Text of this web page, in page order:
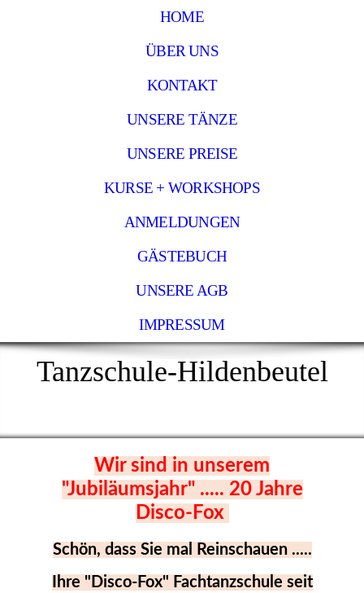
HOME
ÜBER UNS
KONTAKT
UNSERE TÄNZE
UNSERE PREISE
KURSE + WORKSHOPS
ANMELDUNGEN
GÄSTEBUCH
UNSERE AGB
IMPRESSUM
Tanzschule-Hildenbeutel
Wir sind in unserem
"Jubiläumsjahr" ..... 20 Jahre
Disco-Fox
Schön, dass Sie mal Reinschauen .....
Ihre "Disco-Fox" Fachtanzschule seit